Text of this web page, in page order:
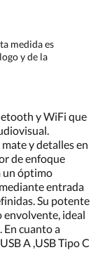
medida es
y de la
y WiFi que
y detalles en
de enfoque
un óptimo
entrada
Su potente
envolvente, ideal
cuanto a
A ,USB Tipo C